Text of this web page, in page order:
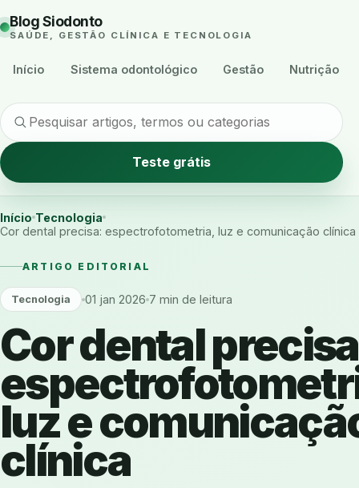
Blog Siodonto
SAÚDE, GESTÃO CLÍNICA E TECNOLOGIA
Início Sistema odontológico Gestão Nutrição
Teste grátis
Início Tecnologia
Cor dental precisa: espectrofotometria, luz e comunicação clínica
ARTIGO EDITORIAL
Tecnologia 01 jan 2026 7 min de leitura
Cor dental
luz e
clínica